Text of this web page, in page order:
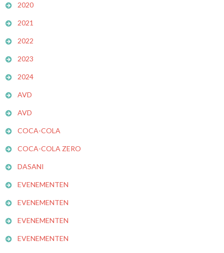
2020
2021
2022
2023
2024
AVD
AVD
COCA-COLA
COCA-COLA ZERO
DASANI
EVENEMENTEN
EVENEMENTEN
EVENEMENTEN
EVENEMENTEN